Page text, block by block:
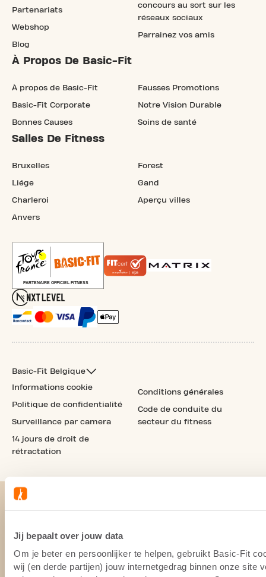
Jij bepaalt over jouw data
Om je beter en persoonlijker te helpen, gebruikt Basic-Fit
wij (en derde partijen) jouw internetgedrag binnen onze site
Partenariats
Webshop
Blog
concours au sort sur les
réseaux sociaux
Parrainez vos amis
À Propos De Basic-Fit
À propos de Basic-Fit
Basic-Fit Corporate
Bonnes Causes
Fausses Promotions
Notre Vision Durable
Soins de santé
Salles De Fitness
Bruxelles
Liége
Charleroi
Anvers
Forest
Gand
Aperçu villes
Basic-Fit Belgique
Informations cookie
Politique de confidentialité
Surveillance par camera
14 jours de droit de
rétractation
Conditions générales
Code de conduite du
secteur du fitness